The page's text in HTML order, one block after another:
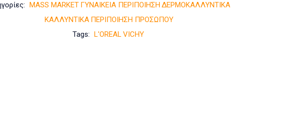
MASS MARKET ΓΥΝΑΙΚΕΙΑ ΠΕΡΙΠΟΙΗΣΗ ΔΕΡΜΟΚΑΛΛΥΝΤΙΚΑ
ΚΑΛΛΥΝΤΙΚΑ ΠΕΡΙΠΟΙΗΣΗ ΠΡΟΣΩΠΟΥ
Tags: L'OREALVICHY